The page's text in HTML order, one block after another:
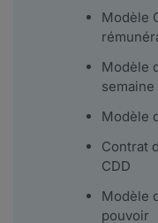
Modèle
Modèle
Modèle
Contrat
CDD
Modèle
pouvoir